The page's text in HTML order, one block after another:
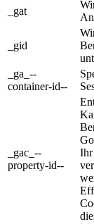
_gat
_gid
_ga_--
container-id--
_gac_--
property-id--